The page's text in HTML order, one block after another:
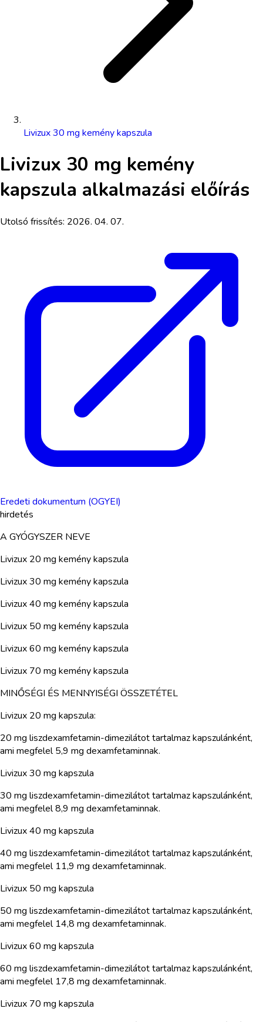
Livizux 30 mg kemény kapszula
Livizux 30 mg kemény
kapszula alkalmazási előírás
Utolsó frissítés: 2026. 04. 07.
Eredeti dokumentum (OGYEI)
hirdetés
A GYÓGYSZER NEVE
Livizux 20 mg kemény kapszula
Livizux 30 mg kemény kapszula
Livizux 40 mg kemény kapszula
Livizux 50 mg kemény kapszula
Livizux 60 mg kemény kapszula
Livizux 70 mg kemény kapszula
MINŐSÉGI ÉS MENNYISÉGI ÖSSZETÉTEL
Livizux 20 mg kapszula:
20 mg liszdexamfetamin-dimezilátot tartalmaz kapszulánként,
ami megfelel 5,9 mg dexamfetaminnak.
Livizux 30 mg kapszula
30 mg liszdexamfetamin-dimezilátot tartalmaz kapszulánként,
ami megfelel 8,9 mg dexamfetaminnak.
Livizux 40 mg kapszula
40 mg liszdexamfetamin-dimezilátot tartalmaz kapszulánként,
ami megfelel 11,9 mg dexamfetaminnak.
Livizux 50 mg kapszula
50 mg liszdexamfetamin-dimezilátot tartalmaz kapszulánként,
ami megfelel 14,8 mg dexamfetaminnak.
Livizux 60 mg kapszula
60 mg liszdexamfetamin-dimezilátot tartalmaz kapszulánként,
ami megfelel 17,8 mg dexamfetaminnak.
Livizux 70 mg kapszula